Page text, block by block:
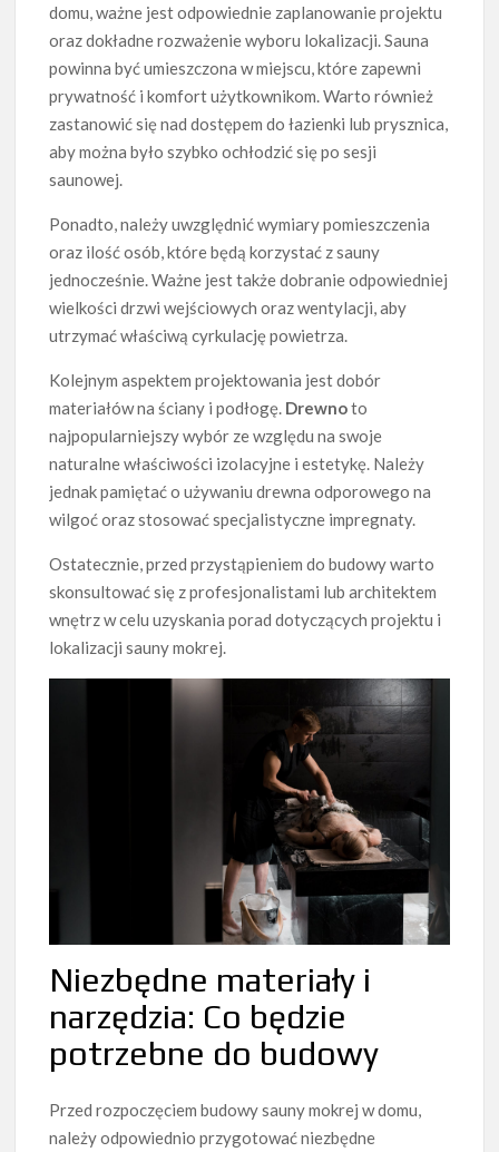
domu, ważne jest odpowiednie zaplanowanie projektu
oraz dokładne rozważenie wyboru lokalizacji. Sauna
powinna być umieszczona w miejscu, które zapewni
prywatność i komfort użytkownikom. Warto również
zastanowić się nad dostępem do łazienki lub prysznica,
aby można było szybko ochłodzić się po sesji
saunowej.
Ponadto, należy uwzględnić wymiary pomieszczenia
oraz ilość osób, które będą korzystać z sauny
jednocześnie. Ważne jest także dobranie odpowiedniej
wielkości drzwi wejściowych oraz wentylacji, aby
utrzymać właściwą cyrkulację powietrza.
Kolejnym aspektem projektowania jest dobór
materiałów na ściany i podłogę. Drewnoto
najpopularniejszy wybór ze względu na swoje
naturalne właściwości izolacyjne i estetykę. Należy
jednak pamiętać o używaniu drewna odporowego na
wilgoć oraz stosować specjalistyczne impregnaty.
Ostatecznie, przed przystąpieniem do budowy warto
skonsultować się z profesjonalistami lub architektem
wnętrz w celu uzyskania porad dotyczących projektu i
lokalizacji sauny mokrej.
Niezbędne materiały i
narzędzia: Co będzie
potrzebne do budowy
Przed rozpoczęciem budowy sauny mokrej w domu,
należy odpowiednio przygotować niezbędne